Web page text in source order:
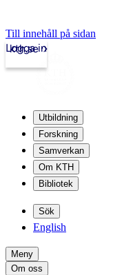
Till innehåll på sidan
kth.se
Logga in
Utbildning
Forskning
Samverkan
Om KTH
Bibliotek
Sök
English
Meny
Om oss